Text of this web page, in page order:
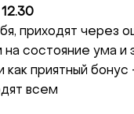
Добрый день!
Если вы хотите
По адресу:
приходят через
состояние ума и
приятный
всем